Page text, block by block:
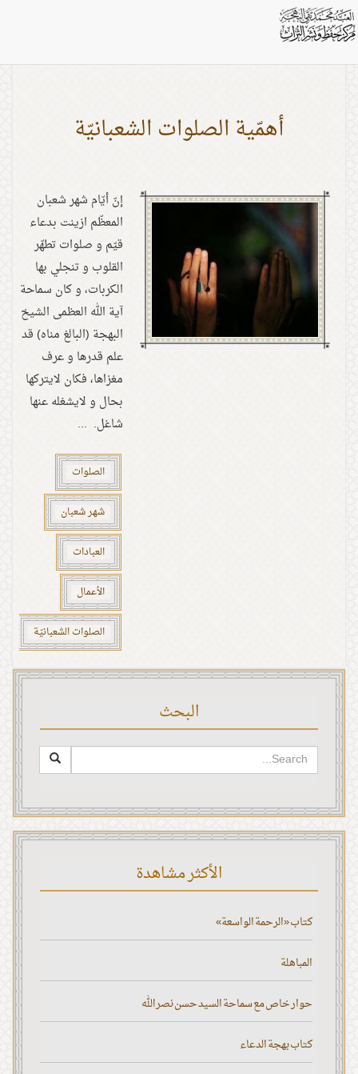
بطاقات: شهر شعبان
أهمّية الصلوات الشعبانيّة
إنّ أيّام شهر شعبان
المعظّم ازينت بدعاء
قيّم و صلوات تطهّر
القلوب و تنجلي بها
الكربات، و كان سماحة
آية الله العظمى الشيخ
البهجة (البالغ مناه) قد
علم قدرها و عرف
مغزاها، فكان لايتركها
بحال و لايشغله عنها
شاغل. ...
الصلوات
شهر شعبان
العبادات
الأعمال
الصلوات الشعبانيّة
البحث
الأكثر مشاهدة
كتاب «الرحمة الواسعة»
المباهلة
حوار خاص مع سماحة السيد حسن نصر الله
كتاب بهجة الدعاء